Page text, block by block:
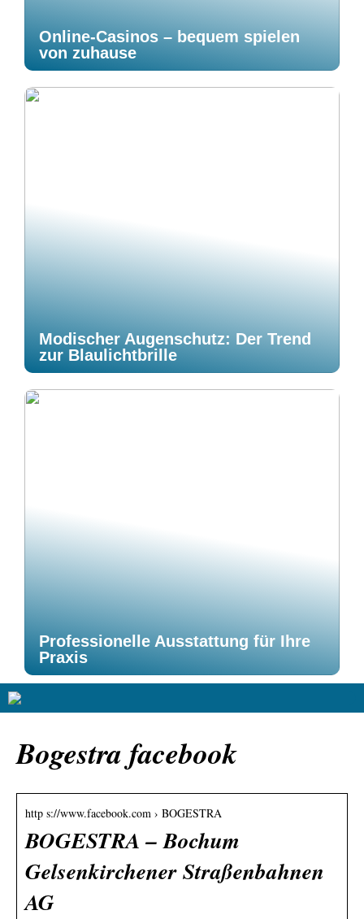
Online-Casinos – bequem spielen
von zuhause
Modischer Augenschutz: Der Trend
zur Blaulichtbrille
Professionelle Ausstattung für Ihre
Praxis
Bogestra facebook
http s://www.facebook.com › BOGESTRA
BOGESTRA – Bochum
Gelsenkirchener Straßenbahnen
AG